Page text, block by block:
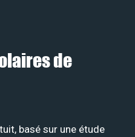
de
basé sur une étude